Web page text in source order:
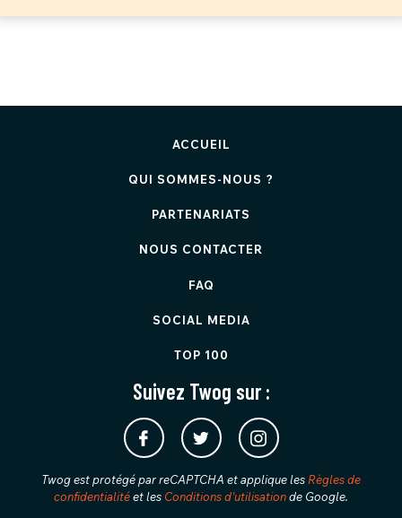
ACCUEIL
QUI SOMMES-NOUS ?
PARTENARIATS
NOUS CONTACTER
FAQ
SOCIAL MEDIA
TOP 100
Suivez Twog sur :
Twog est protégé par reCAPTCHA et applique les Règles de
confidentialitéet les Conditions d'utilisationde Google.